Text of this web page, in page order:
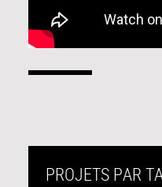
PROJETS PAR